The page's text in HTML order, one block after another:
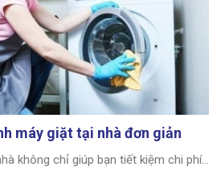
máy giặt tại nhà đơn giản
không chỉ giúp bạn tiết kiệm chi phí...